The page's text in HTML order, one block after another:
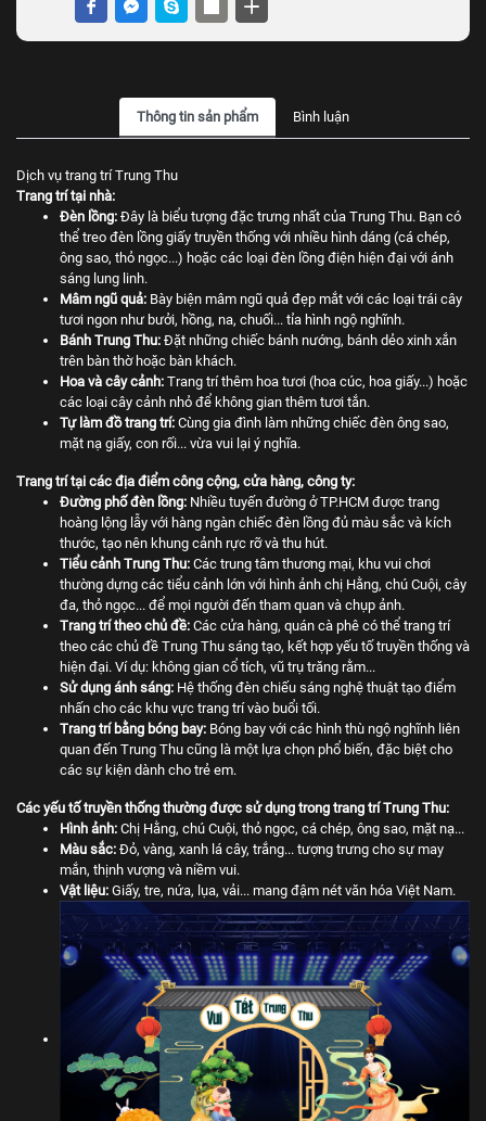
Thông tin sản phẩm Bình luận
Dịch vụ trang trí Trung Thu
Trang trí tại nhà:
Đèn lồng: Đây là biểu tượng đặc trưng nhất của Trung Thu. Bạn có
thể treo đèn lồng giấy truyền thống với nhiều hình dáng (cá chép,
ông sao, thỏ ngọc...) hoặc các loại đèn lồng điện hiện đại với ánh
sáng lung linh.
Mâm ngũ quả: Bày biện mâm ngũ quả đẹp mắt với các loại trái cây
tươi ngon như bưởi, hồng, na, chuối... tỉa hình ngộ nghĩnh.
Bánh Trung Thu: Đặt những chiếc bánh nướng, bánh dẻo xinh xắn
trên bàn thờ hoặc bàn khách.
Hoa và cây cảnh: Trang trí thêm hoa tươi (hoa cúc, hoa giấy...) hoặc
các loại cây cảnh nhỏ để không gian thêm tươi tắn.
Tự làm đồ trang trí: Cùng gia đình làm những chiếc đèn ông sao,
mặt nạ giấy, con rối... vừa vui lại ý nghĩa.
Trang trí tại các địa điểm công cộng, cửa hàng, công ty:
Đường phố đèn lồng: Nhiều tuyến đường ở TP.HCM được trang
hoàng lộng lẫy với hàng ngàn chiếc đèn lồng đủ màu sắc và kích
thước, tạo nên khung cảnh rực rỡ và thu hút.
Tiểu cảnh Trung Thu: Các trung tâm thương mại, khu vui chơi
thường dựng các tiểu cảnh lớn với hình ảnh chị Hằng, chú Cuội, cây
đa, thỏ ngọc... để mọi người đến tham quan và chụp ảnh.
Trang trí theo chủ đề: Các cửa hàng, quán cà phê có thể trang trí
theo các chủ đề Trung Thu sáng tạo, kết hợp yếu tố truyền thống và
hiện đại. Ví dụ: không gian cổ tích, vũ trụ trăng rằm...
Sử dụng ánh sáng: Hệ thống đèn chiếu sáng nghệ thuật tạo điểm
nhấn cho các khu vực trang trí vào buổi tối.
Trang trí bằng bóng bay: Bóng bay với các hình thù ngộ nghĩnh liên
quan đến Trung Thu cũng là một lựa chọn phổ biến, đặc biệt cho
các sự kiện dành cho trẻ em.
Các yếu tố truyền thống thường được sử dụng trong trang trí Trung Thu:
Hình ảnh: Chị Hằng, chú Cuội, thỏ ngọc, cá chép, ông sao, mặt nạ...
Màu sắc: Đỏ, vàng, xanh lá cây, trắng... tượng trưng cho sự may
mắn, thịnh vượng và niềm vui.
Vật liệu: Giấy, tre, nứa, lụa, vải... mang đậm nét văn hóa Việt Nam.